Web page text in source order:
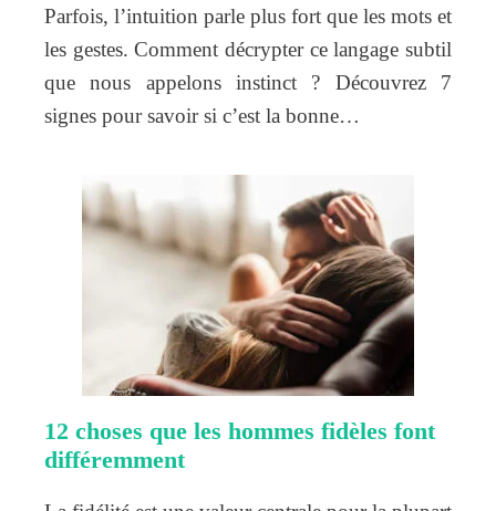
Parfois, l’intuition parle plus fort que les mots et
les gestes. Comment décrypter ce langage subtil
que nous appelons instinct ? Découvrez 7
signes pour savoir si c’est la bonne…
12 choses que les hommes fidèles font
différemment